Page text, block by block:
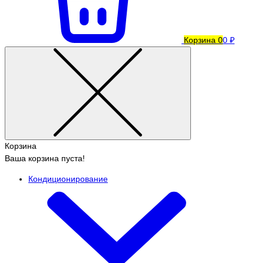
Корзина 00 ₽
Корзина
Ваша корзина пуста!
Кондиционирование